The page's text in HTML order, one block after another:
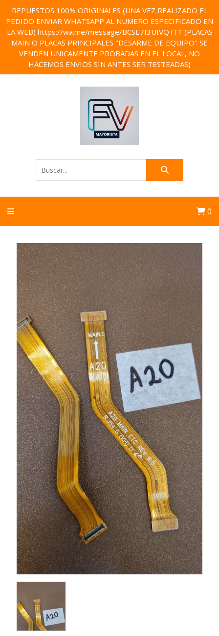
REPUESTOS 100% ORIGINALES (UNA VEZ REALIZADO EL
PEDIDO ENVIAR WHATSAPP AL NUMERO ESPECIFICADO EN
LA WEB) https://wa.me/message/BCSE7I3UIVQTF1 (PLACAS
MAIN O PLACAS PRINCIPALES "DESARME DE EQUIPO" SE
VENDEN UNICAMENTE PROBADAS EN EL LOCAL, NO
HACEMOS ENVIOS SIN ANTES SER TESTEADAS)
0